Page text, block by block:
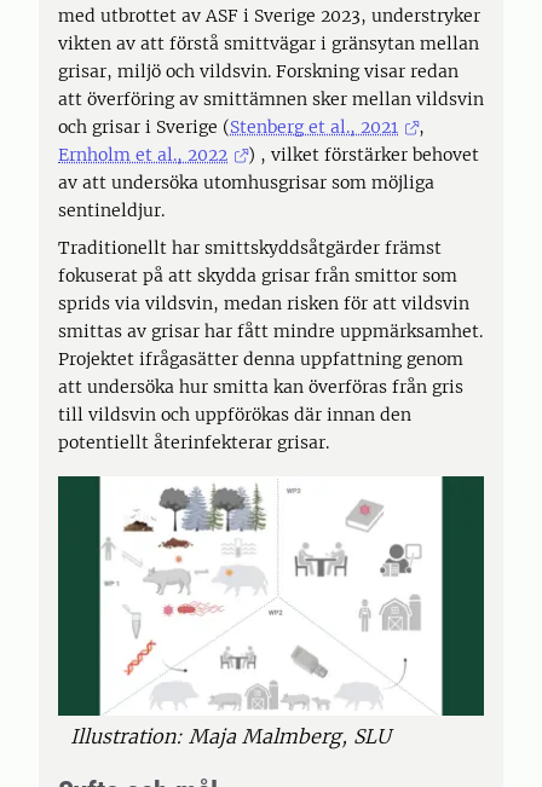
med utbrottet av ASF i Sverige 2023, understryker
vikten av att förstå smittvägar i gränsytan mellan
grisar, miljö och vildsvin. Forskning visar redan
att överföring av smittämnen sker mellan vildsvin
och grisar i Sverige (Stenberg et al., 2021
,
Ernholm et al., 2022
) , vilket förstärker behovet
av att undersöka utomhusgrisar som möjliga
sentineldjur.
Traditionellt har smittskyddsåtgärder främst
fokuserat på att skydda grisar från smittor som
sprids via vildsvin, medan risken för att vildsvin
smittas av grisar har fått mindre uppmärksamhet.
Projektet ifrågasätter denna uppfattning genom
att undersöka hur smitta kan överföras från gris
till vildsvin och uppförökas där innan den
potentiellt återinfekterar grisar.
Illustration: Maja Malmberg, SLU